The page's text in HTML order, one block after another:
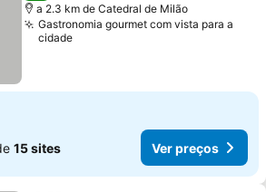
a 2.3 km de Catedral de Milão
Gastronomia gourmet com vista para a
cidade
15 sites Ver preços